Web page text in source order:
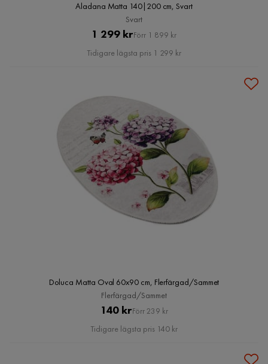
Aladana Matta 140|200 cm, Svart
Svart
Pris
1 299 krOriginal
Pris
Förr 1 899 kr
Tidigare lägsta pris 1 299 kr
Doluca Matta Oval 60x90 cm, Flerfärgad/Sammet
Flerfärgad/Sammet
Pris
140 krOriginal
Pris
Förr 239 kr
Tidigare lägsta pris 140 kr